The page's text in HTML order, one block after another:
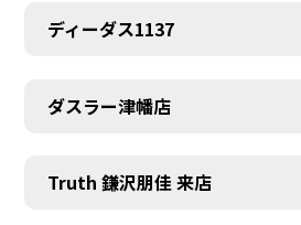
ディーダス1137
ダスラー津幡店
Truth 鎌沢朋佳 来店